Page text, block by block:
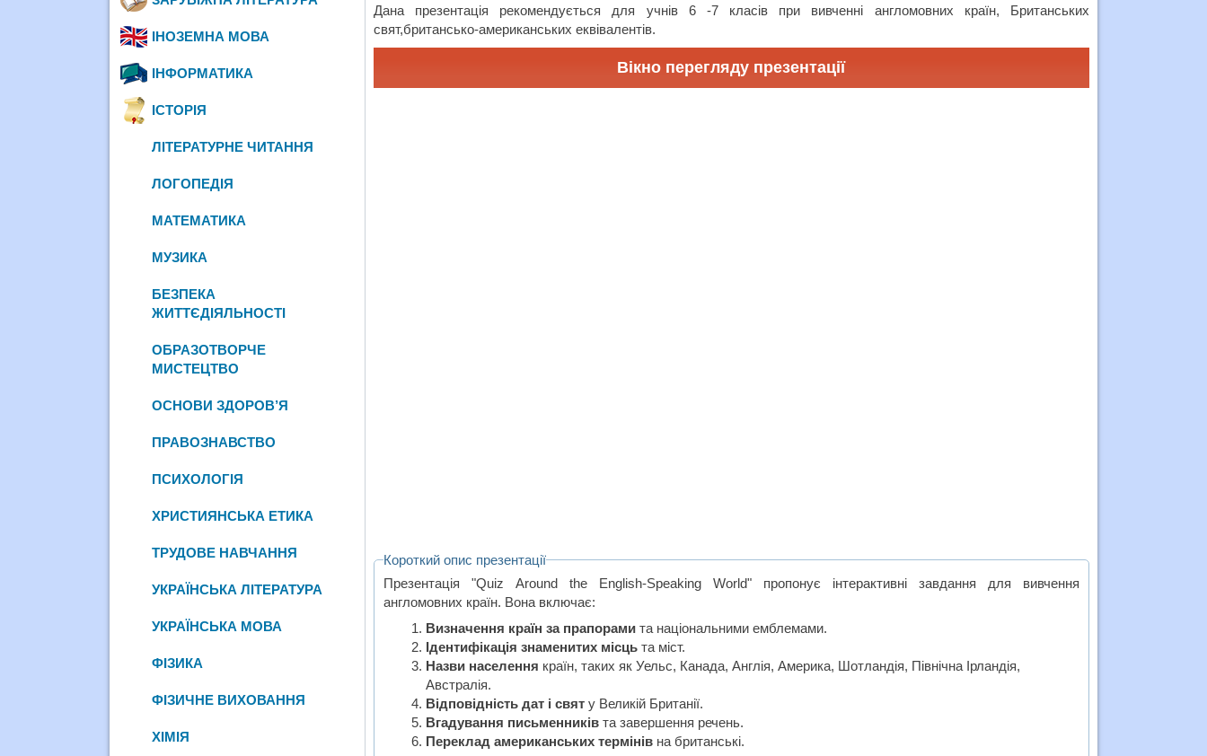
Дана презентація рекомендується для учнів 6 -7 класів при вивченні англомовних країн, Британських
свят,британсько-американських еквівалентів.
Вікно перегляду презентації
Короткий опис презентації
Презентація "Quiz Around the English-Speaking World" пропонує інтерактивні завдання для вивчення
англомовних країн. Вона включає:
Визначення країн за прапорами та національними емблемами.
Ідентифікація знаменитих місць та міст.
Назви населення країн, таких як Уельс, Канада, Англія, Америка, Шотландія, Північна Ірландія,
Австралія.
Відповідність дат і свят у Великій Британії.
Вгадування письменників та завершення речень.
Переклад американських термінів на британські.
ІНОЗЕМНА МОВА
ІНФОРМАТИКА
ІСТОРІЯ
ЛІТЕРАТУРНЕ ЧИТАННЯ
ЛОГОПЕДІЯ
МАТЕМАТИКА
МУЗИКА
БЕЗПЕКА
ЖИТТЄДІЯЛЬНОСТІ
ОБРАЗОТВОРЧЕ
МИСТЕЦТВО
ОСНОВИ ЗДОРОВ’Я
ПРАВОЗНАВСТВО
ПСИХОЛОГІЯ
ХРИСТИЯНСЬКА ЕТИКА
ТРУДОВЕ НАВЧАННЯ
УКРАЇНСЬКА ЛІТЕРАТУРА
УКРАЇНСЬКА МОВА
ФІЗИКА
ФІЗИЧНЕ ВИХОВАННЯ
ХІМІЯ